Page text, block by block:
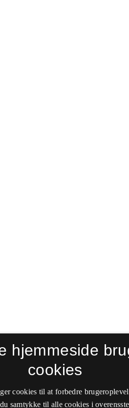
hjemmeside
cookies
cookies til at forbedre
samtykke til alle cookies i